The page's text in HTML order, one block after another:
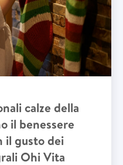
calze della
il benessere
il gusto dei
Ohi Vita